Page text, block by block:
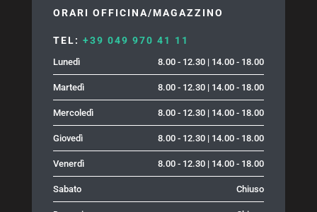
ORARI OFFICINA/MAGAZZINO
TEL: +39 049 970 41 11
Lunedì 8.00 - 12.30 | 14.00 - 18.00
Martedì 8.00 - 12.30 | 14.00 - 18.00
Mercoledì 8.00 - 12.30 | 14.00 - 18.00
Giovedì 8.00 - 12.30 | 14.00 - 18.00
Venerdì 8.00 - 12.30 | 14.00 - 18.00
Sabato Chiuso